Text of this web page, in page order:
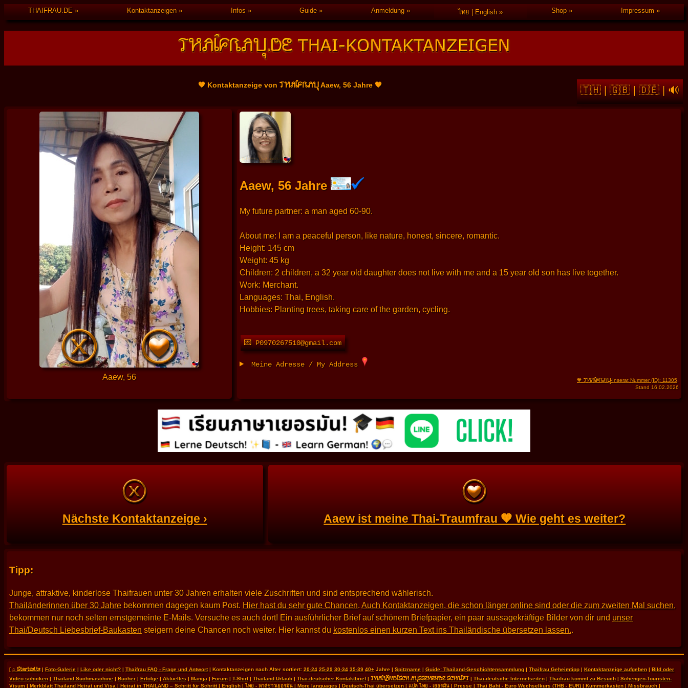
THAIFRAU.DE Kontaktanzeigen Infos Guide Anmeldung ไทย | English Shop Impressum
🇹🇭|🇬🇧|🇩🇪|🔊
🧡 Kontaktanzeige vonTHAIFRAUAaew, 56 Jahre 🧡
Aaew, 56
Aaew, 56 Jahre
My future partner: a man aged 60-90.
About me: I am a peaceful person, like nature, honest, sincere, romantic.
Height: 145 cm
Weight: 45 kg
Children: 2 children, a 32 year old daughter does not live with me and a 15 year old son has live together.
Work: Merchant.
Languages: Thai, English.
Hobbies: Planting trees, taking care of the garden, cycling.
💌 P0970267510@gmail.com
Meine Adresse / My Address
🧡 THAIFRAU-Inserat Nummer (ID): 11305,
Stand 16.02.2026
Nächste Kontaktanzeige › Aaew ist meine Thai-Traumfrau 🧡 Wie geht es weiter?
Tipp:
Junge, attraktive, kinderlose Thaifrauen unter 30 Jahren erhalten viele Zuschriften und sind entsprechend wählerisch.
Thailänderinnen über 30 Jahre bekommen dagegen kaum Post. Hier hast du sehr gute Chancen. Auch Kontaktanzeigen, die schon länger online sind oder die zum zweiten Mal suchen,
bekommen nur noch selten ernstgemeinte E-Mails. Versuche es auch dort! Ein ausführlicher Brief auf schönem Briefpapier, ein paar aussagekräftige Bilder von dir und unser
Thai/Deutsch Liebesbrief-Baukasten steigern deine Chancen noch weiter. Hier kannst du kostenlos einen kurzen Text ins Thailändische übersetzen lassen..
[⌂ Startseite| Foto-Galerie | Like oder nicht? | Thaifrau FAQ - Frage und Antwort| Kontaktanzeigen nach Alter sortiert: 20-24 25-29 30-34 35-39 40+ Jahre | Spitzname | Guide: Thailand-Geschichtensammlung| Thaifrau Geheimtipp| Kontaktanzeige aufgeben| Bild oder
Video schicken| Thailand Suchmaschine | Bücher | Erfolge | Aktuelles | Manga | Forum | T-Shirt| Thailand Urlaub| Thai-deutscher Kontaktbrief| THAILÄNDISCH AUSSEHENDE SCHRIFT| Thai-deutsche Internetseiten| Thaifrau kommt zu Besuch| Schengen-Touristen-
Visum | Merkblatt Thailand Heirat und Visa | Heirat in THAILAND – Schritt für Schritt| English|ไทย - หาคู่ชาวเยอรมัน| More languages | Deutsch-Thai übersetzen| แปล ไทย - เยอรมัน| Presse | Thai Baht - Euro Wechselkurs (THB - EUR)| Kummerkasten| Missbrauch|